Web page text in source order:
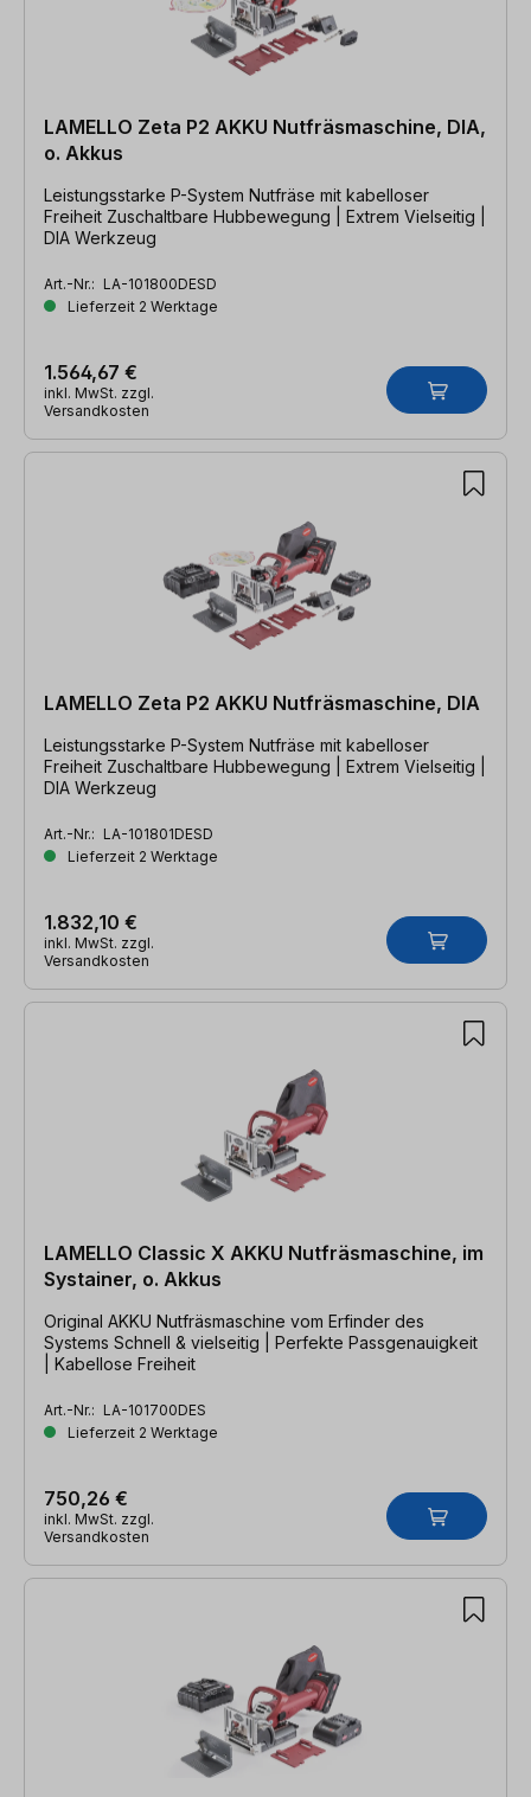
LAMELLO Zeta P2 AKKU Nutfräsmaschine, DIA,
o. Akkus
Leistungsstarke P-System Nutfräse mit kabelloser
Freiheit Zuschaltbare Hubbewegung | Extrem Vielseitig |
DIA Werkzeug
Art.-Nr.: LA-101800DESD
Lieferzeit 2 Werktage
1.564,67 €
inkl. MwSt. zzgl.
Versandkosten
LAMELLO Zeta P2 AKKU Nutfräsmaschine, DIA
Leistungsstarke P-System Nutfräse mit kabelloser
Freiheit Zuschaltbare Hubbewegung | Extrem Vielseitig |
DIA Werkzeug
Art.-Nr.: LA-101801DESD
Lieferzeit 2 Werktage
1.832,10 €
inkl. MwSt. zzgl.
Versandkosten
LAMELLO Classic X AKKU Nutfräsmaschine, im
Systainer, o. Akkus
Original AKKU Nutfräsmaschine vom Erfinder des
Systems Schnell & vielseitig | Perfekte Passgenauigkeit
| Kabellose Freiheit
Art.-Nr.: LA-101700DES
Lieferzeit 2 Werktage
750,26 €
inkl. MwSt. zzgl.
Versandkosten